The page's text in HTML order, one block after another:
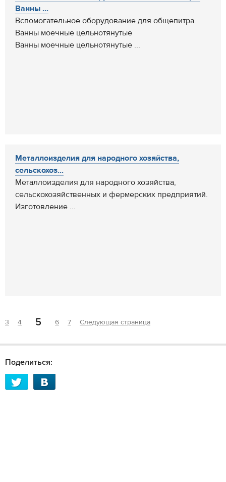
Ванны ...
Вспомогательное оборудование для общепитра.
Ванны моечные цельнотянутые
Ванны моечные цельнотянутые ...
Металлоизделия для народного хозяйства,
сельскохоз...
Металлоизделия для народного хозяйства,
сельскохозяйственных и фермерских предприятий.
Изготовление ...
3 4 5 6 7 Следующая страница
Поделиться: